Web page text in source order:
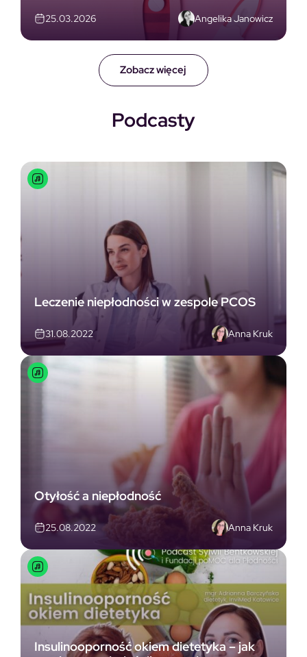
Zobacz więcej
25.03.2026 Angelika Janowicz
Podcasty
Leczenie niepłodności w zespole PCOS
31.08.2022 Anna Kruk
Otyłość a niepłodność
25.08.2022 Anna Kruk
Insulinooporność okiem dietetyka – jak